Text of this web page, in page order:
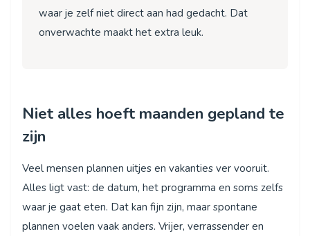
waar je zelf niet direct aan had gedacht. Dat
onverwachte maakt het extra leuk.
Niet alles hoeft maanden gepland te
zijn
Veel mensen plannen uitjes en vakanties ver vooruit.
Alles ligt vast: de datum, het programma en soms zelfs
waar je gaat eten. Dat kan fijn zijn, maar spontane
plannen voelen vaak anders. Vrijer, verrassender en